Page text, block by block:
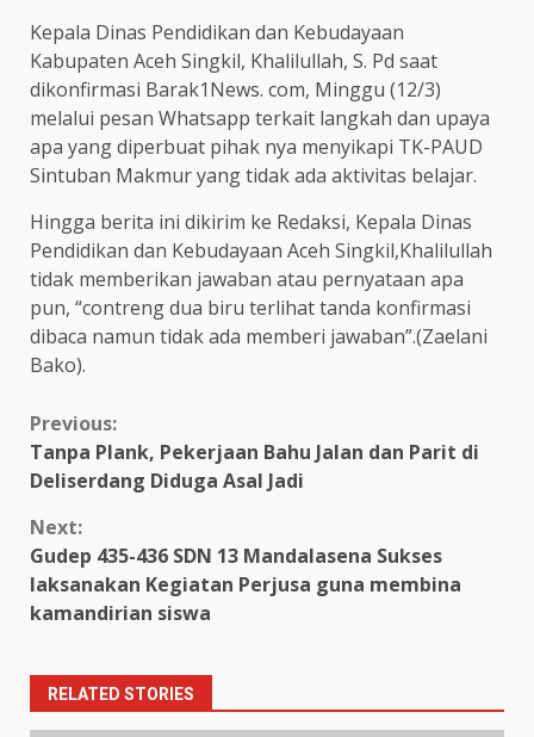
Kepala Dinas Pendidikan dan Kebudayaan
Kabupaten Aceh Singkil, Khalilullah, S. Pd saat
dikonfirmasi Barak1News. com, Minggu (12/3)
melalui pesan Whatsapp terkait langkah dan upaya
apa yang diperbuat pihak nya menyikapi TK-PAUD
Sintuban Makmur yang tidak ada aktivitas belajar.
Hingga berita ini dikirim ke Redaksi, Kepala Dinas
Pendidikan dan Kebudayaan Aceh Singkil,Khalilullah
tidak memberikan jawaban atau pernyataan apa
pun, “contreng dua biru terlihat tanda konfirmasi
dibaca namun tidak ada memberi jawaban”.(Zaelani
Bako).
Continue
Reading
Previous:
Tanpa Plank, Pekerjaan Bahu Jalan dan Parit di
Deliserdang Diduga Asal Jadi
Next:
Gudep 435-436 SDN 13 Mandalasena Sukses
laksanakan Kegiatan Perjusa guna membina
kamandirian siswa
RELATED STORIES